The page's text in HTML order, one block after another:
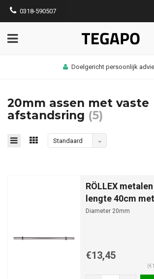
0318-590507
Doelgericht persoonlijk
20mm assen met vaste
afstandsring (5)
Standaard
RÖLLEX
lengte 40cm
Diameter 20mm
€13,45